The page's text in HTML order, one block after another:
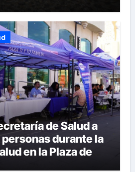
de Salud a
durante la
en la Plaza de